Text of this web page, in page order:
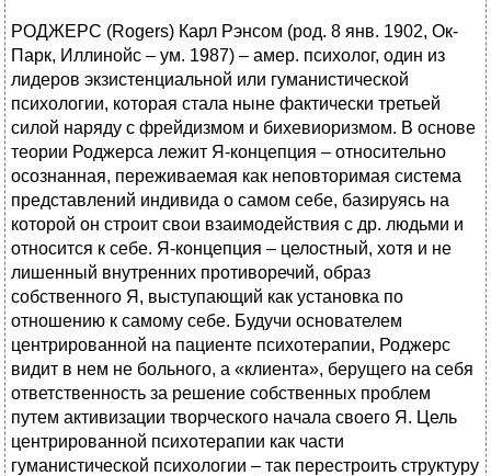
РОДЖЕРС (Rogers) Карл Рэнсом (род. 8 янв. 1902, Ок-
Парк, Иллинойс – ум. 1987) – амер. психолог, один из
лидеров экзистенциальной или гуманистической
психологии, которая стала ныне фактически третьей
силой наряду с фрейдизмом и бихевиоризмом. В основе
теории Роджерса лежит Я-концепция – относительно
осознанная, переживаемая как неповторимая система
представлений индивида о самом себе, базируясь на
которой он строит свои взаимодействия с др. людьми и
относится к себе. Я-концепция – целостный, хотя и не
лишенный внутренних противоречий, образ
собственного Я, выступающий как установка по
отношению к самому себе. Будучи основателем
центрированной на пациенте психотерапии, Роджерс
видит в нем не больного, а «клиента», берущего на себя
ответственность за решение собственных проблем
путем активизации творческого начала своего Я. Цель
центрированной психотерапии как части
гуманистической психологии – так перестроить структуру